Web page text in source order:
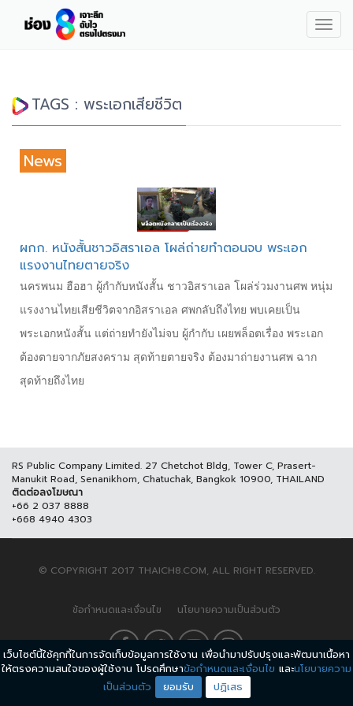
TAGS : พระเอกเสียชีวิต
News
ผกก. หนังสั้นชาวอิสราเอล โผล่ถ่ายทำตอนจบ พระเอก
แรงงานไทยตายจริง
นครพนม ฮือฮา ผู้กำกับหนังสั้น ชาวอิสราเอล โผล่ร่วมงานศพ หนุ่ม
แรงงานไทยเสียชีวิตจากอิสราเอล ศพกลับถึงไทย พบเคยเป็น
พระเอกหนังสั้น แต่ถ่ายทำยังไม่จบ ผู้กำกับ เผยพล็อตเรื่อง พระเอก
ต้องตายจากภัยสงคราม สุดท้ายตายจริง ต้องมาถ่ายงานศพ ฉาก
สุดท้ายถึงไทย
RS Public Company Limited. 27 Chetchot Bldg, Tower C, Prasert-
Manukit Road, Senanikhom, Chatuchak, Bangkok 10900, THAILAND
ติดต่อลงโฆษณา
+66 2 037 8888
+668 4940 4303
© COPYRIGHT 2017 THAICH8.COM, ALL RIGHT RESERVED.
ข้อกำหนดและเงื่อนไข นโยบายความเป็นส่วนตัว
เว็บไซต์นี้ใช้คุกกี้ในการจัดเก็บข้อมูลการใช้งาน เพื่อนำมาปรับปรุงและพัฒนาเนื้อหา
ให้ตรงความสนใจของผู้ใช้งาน โปรดศึกษาข้อกำหนดและเงื่อนไข และนโยบายความ
เป็นส่วนตัว
ยอมรับ ปฏิเสธ